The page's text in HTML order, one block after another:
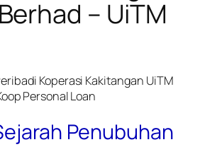
– UiTM
Penubuhan